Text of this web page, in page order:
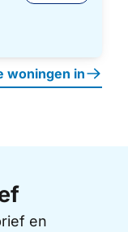
woningen in
en